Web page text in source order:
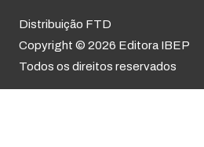
Distribuição FTD
Copyright © 2026 Editora IBEP
Todos os direitos reservados